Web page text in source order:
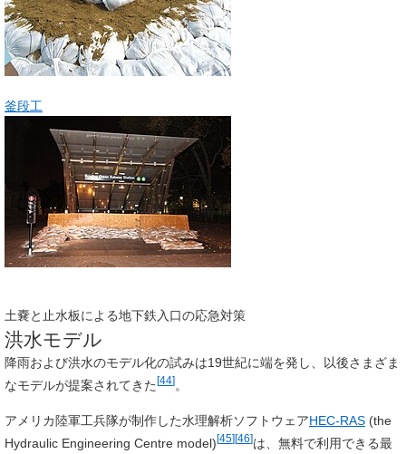
釜段工
土嚢と止水板による地下鉄入口の応急対策
洪水モデル
降雨および洪水のモデル化の試みは19世紀に端を発し、以後さまざま
なモデルが提案されてきた [44] 。
アメリカ陸軍工兵隊が制作した水理解析ソフトウェアHEC-RAS (the
Hydraulic Engineering Centre model)[45][46]は、無料で利用できる最